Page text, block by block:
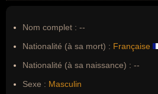
Nom complet : --
Nationalité (à sa mort) : Française
Nationalité (à sa naissance) : --
Sexe : Masculin